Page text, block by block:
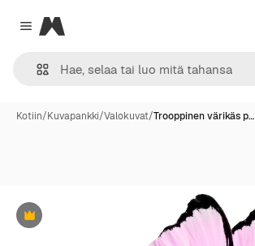
Close menu
Magnific
Kotiin/Kuvapankki/Valokuvat/Trooppinen värikäs p…
Premium